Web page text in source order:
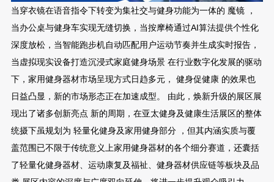
当穿衣镜在语音指令下转变为集社交与健身功能为一体的 魔镜 ，
当办公桌与健身车实现无缝切换，当按摩椅通过AI算法提供个性化
深度放松，当智能跑步机自动匹配用户运动节奏并生成实时报告，
当虚拟现实设备打造沉浸式家庭健身场景 在行业数字化发展的驱动
下，家用健身器材市场呈现方式日趋多元， 健身促健康 的效果也
日益凸显，新的市场形态正在加速成型。 由此，焕新升级的展区展
现出了诸多创新亮点 新的周期，在亚太健身及健康生活展区的整体
统摄下虽规划为 轻量化健身及家用健身部分 ，但其内涵实质与覆
盖范围已不限于传统意义上家用健身器材的各个细分赛道，还囊括
了轻量化健身器材、运动康复及福祉、健身器材供应链等板块及品